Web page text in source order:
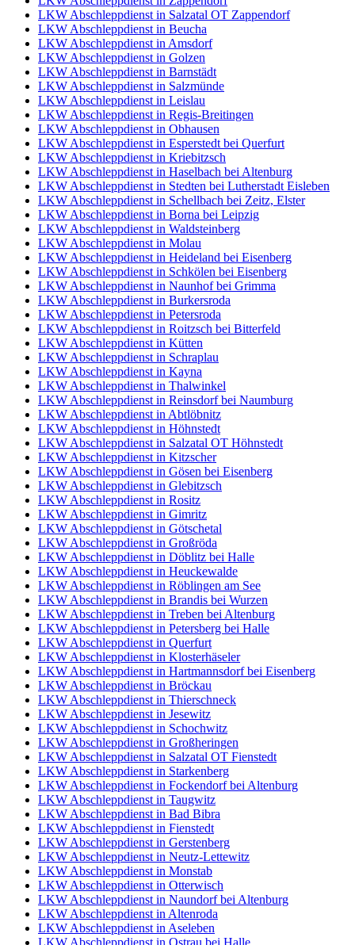
LKW Abschleppdienst in Salzatal OT Zappendorf
LKW Abschleppdienst in Beucha
LKW Abschleppdienst in Amsdorf
LKW Abschleppdienst in Golzen
LKW Abschleppdienst in Barnstädt
LKW Abschleppdienst in Salzmünde
LKW Abschleppdienst in Leislau
LKW Abschleppdienst in Regis-Breitingen
LKW Abschleppdienst in Obhausen
LKW Abschleppdienst in Esperstedt bei Querfurt
LKW Abschleppdienst in Kriebitzsch
LKW Abschleppdienst in Haselbach bei Altenburg
LKW Abschleppdienst in Stedten bei Lutherstadt Eisleben
LKW Abschleppdienst in Schellbach bei Zeitz, Elster
LKW Abschleppdienst in Borna bei Leipzig
LKW Abschleppdienst in Waldsteinberg
LKW Abschleppdienst in Molau
LKW Abschleppdienst in Heideland bei Eisenberg
LKW Abschleppdienst in Schkölen bei Eisenberg
LKW Abschleppdienst in Naunhof bei Grimma
LKW Abschleppdienst in Burkersroda
LKW Abschleppdienst in Petersroda
LKW Abschleppdienst in Roitzsch bei Bitterfeld
LKW Abschleppdienst in Kütten
LKW Abschleppdienst in Schraplau
LKW Abschleppdienst in Kayna
LKW Abschleppdienst in Thalwinkel
LKW Abschleppdienst in Reinsdorf bei Naumburg
LKW Abschleppdienst in Abtlöbnitz
LKW Abschleppdienst in Höhnstedt
LKW Abschleppdienst in Salzatal OT Höhnstedt
LKW Abschleppdienst in Kitzscher
LKW Abschleppdienst in Gösen bei Eisenberg
LKW Abschleppdienst in Glebitzsch
LKW Abschleppdienst in Rositz
LKW Abschleppdienst in Gimritz
LKW Abschleppdienst in Götschetal
LKW Abschleppdienst in Großröda
LKW Abschleppdienst in Döblitz bei Halle
LKW Abschleppdienst in Heuckewalde
LKW Abschleppdienst in Röblingen am See
LKW Abschleppdienst in Brandis bei Wurzen
LKW Abschleppdienst in Treben bei Altenburg
LKW Abschleppdienst in Petersberg bei Halle
LKW Abschleppdienst in Querfurt
LKW Abschleppdienst in Klosterhäseler
LKW Abschleppdienst in Hartmannsdorf bei Eisenberg
LKW Abschleppdienst in Bröckau
LKW Abschleppdienst in Thierschneck
LKW Abschleppdienst in Jesewitz
LKW Abschleppdienst in Schochwitz
LKW Abschleppdienst in Großheringen
LKW Abschleppdienst in Salzatal OT Fienstedt
LKW Abschleppdienst in Starkenberg
LKW Abschleppdienst in Fockendorf bei Altenburg
LKW Abschleppdienst in Taugwitz
LKW Abschleppdienst in Bad Bibra
LKW Abschleppdienst in Fienstedt
LKW Abschleppdienst in Gerstenberg
LKW Abschleppdienst in Neutz-Lettewitz
LKW Abschleppdienst in Monstab
LKW Abschleppdienst in Otterwisch
LKW Abschleppdienst in Naundorf bei Altenburg
LKW Abschleppdienst in Altenroda
LKW Abschleppdienst in Aseleben
LKW Abschleppdienst in Ostrau bei Halle